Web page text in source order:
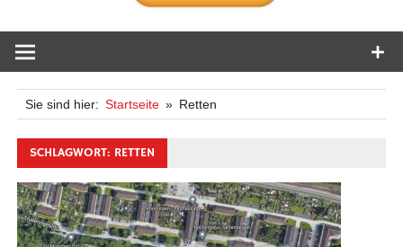
Sie sind hier: Startseite Retten
SCHLAGWORT: RETTEN